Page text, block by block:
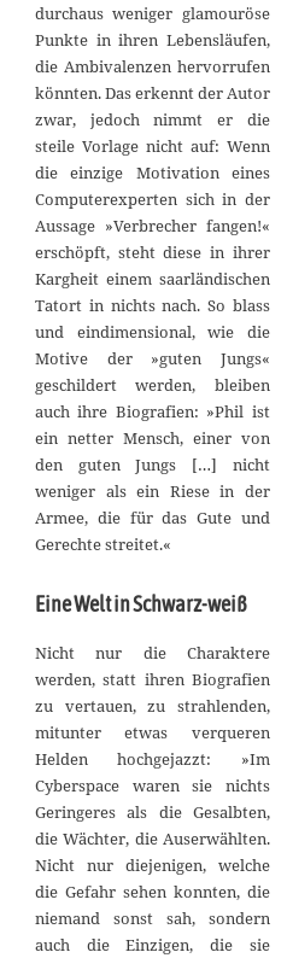
e
b
r
u
a
r
2
0
durchaus weniger glamouröse
Punkte in ihren Lebensläufen,
die Ambivalenzen hervorrufen
könnten. Das erkennt der Autor
zwar, jedoch nimmt er die
steile Vorlage nicht auf: Wenn
die einzige Motivation eines
Computerexperten sich in der
Aussage »Verbrecher fangen!«
erschöpft, steht diese in ihrer
Kargheit einem saarländischen
Tatort in nichts nach. So blass
und eindimensional, wie die
Motive der »guten Jungs«
geschildert werden, bleiben
auch ihre Biografien: »Phil ist
ein netter Mensch, einer von
den guten Jungs […] nicht
weniger als ein Riese in der
Armee, die für das Gute und
Gerechte streitet.«
Eine Welt in Schwarz-weiß
Nicht nur die Charaktere
werden, statt ihren Biografien
zu vertauen, zu strahlenden,
mitunter etwas verqueren
Helden hochgejazzt: »Im
Cyberspace waren sie nichts
Geringeres als die Gesalbten,
die Wächter, die Auserwählten.
Nicht nur diejenigen, welche
die Gefahr sehen konnten, die
niemand sonst sah, sondern
auch die Einzigen, die sie